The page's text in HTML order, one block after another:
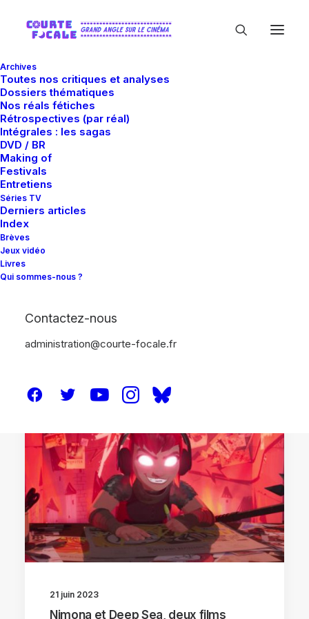
Archives
Toutes nos critiques et analyses
Dossiers thématiques
Nos réals fétiches
Rétrospectives (par réal)
Intégrales : les sagas
DVD / BR
Making of
Festivals
Entretiens
Séries TV
Derniers articles
Index
Brèves
Jeux vidéo
Livres
Qui sommes-nous ?
Contactez-nous
administration@courte-focale.fr
21 juin 2023
Nimona et Deep Sea, deux films